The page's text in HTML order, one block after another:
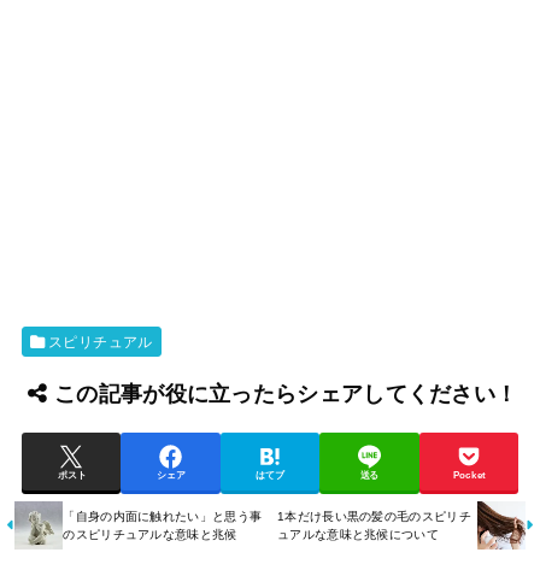
スピリチュアル
この記事が役に立ったらシェアしてください！
ポスト シェア はてブ 送る Pocket
「自身の内面に触れたい」と思う事
のスピリチュアルな意味と兆候
1本だけ長い黒の髪の毛のスピリチ
ュアルな意味と兆候について